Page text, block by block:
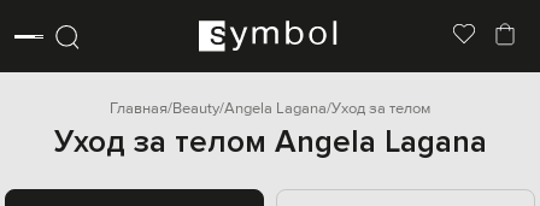
Главная Beauty Angela Lagana Уход за телом
Уход за телом Angela Lagana